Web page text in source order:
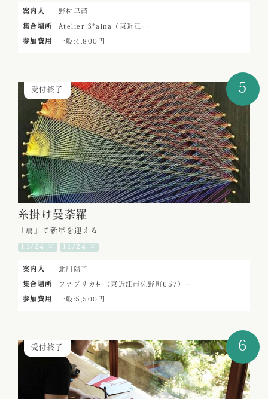
案内人 野村早苗
集合場所 Atelier S*aina（東近江…
参加費用 一般:4,800円
受付終了 5
糸掛け曼荼羅
「扇」で新年を迎える
11/24 × 11/24 ×
案内人 北川陽子
集合場所 ファブリカ村（東近江市佐野町657）…
参加費用 一般:5,500円
受付終了 6